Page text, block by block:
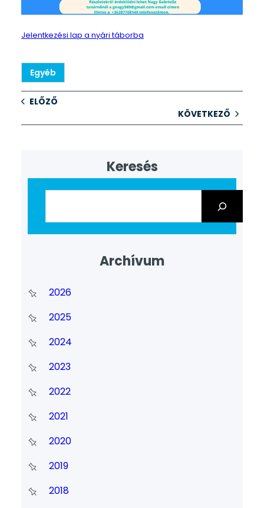
Jelentkezési lap a nyári táborba
Egyéb
ELŐZŐ
KÖVETKEZŐ
Keresés
Archívum
2026
2025
2024
2023
2022
2021
2020
2019
2018